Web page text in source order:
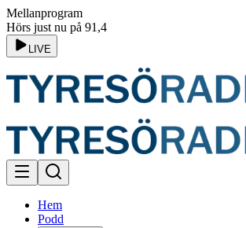
Mellanprogram
Hörs just nu på 91,4
LIVE
Hem
Podd